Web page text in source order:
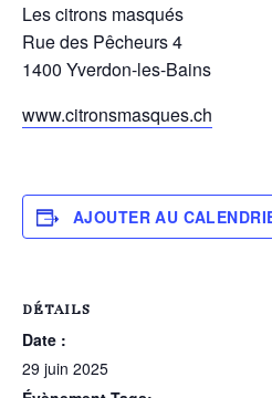
Les citrons masqués
Rue des Pêcheurs 4
1400 Yverdon-les-Bains
www.citronsmasques.ch
AJOUTER AU
DÉTAILS
Date :
29 juin 2025